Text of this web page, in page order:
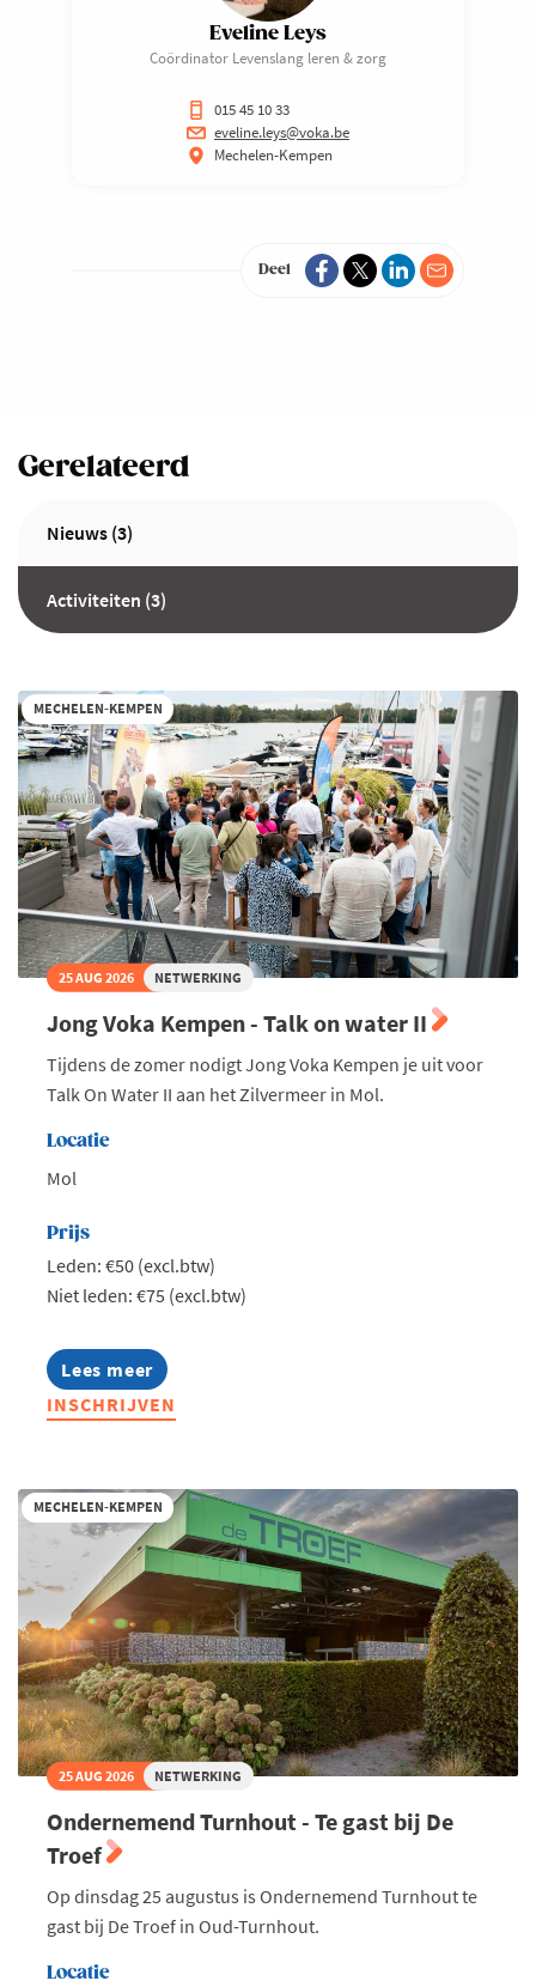
Eveline Leys
Coördinator Levenslang leren & zorg
015 45 10 33
eveline.leys@voka.be
Mechelen-Kempen
Deel
Gerelateerd
Nieuws (3)
Activiteiten (3)
MECHELEN-KEMPEN
25 AUG 2026 NETWERKING
Jong Voka Kempen - Talk on water II
Tijdens de zomer nodigt Jong Voka Kempen je uit voor
Talk On Water II aan het Zilvermeer in Mol.
Locatie
Mol
Prijs
Leden: €50 (excl.btw)
Niet leden: €75 (excl.btw)
Lees meer
about
Jong
Voka
on
water
INSCHRIJVEN
MECHELEN-KEMPEN
25 AUG 2026 NETWERKING
Ondernemend Turnhout - Te gast bij De
Troef
Op dinsdag 25 augustus is Ondernemend Turnhout te
gast bij De Troef in Oud-Turnhout.
Locatie